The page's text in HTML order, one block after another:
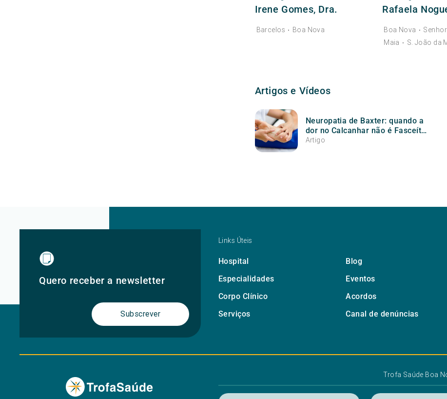
Irene Gomes, Dra.
Barcelos • Boa Nova
Rafaela
Boa Nova •
Maia • S. João da
Artigos e Vídeos
Neuropatia de Baxter: quando a
dor no Calcanhar não é Fasceíte
Plantar
Artigo
Quero receber a newsletter
Subscrever
Links Úteis
Hospital Blog
Especialidades
Eventos
Corpo Clínico
Acordos
Serviços
Canal de denúncias
Trofa Saúde Boa